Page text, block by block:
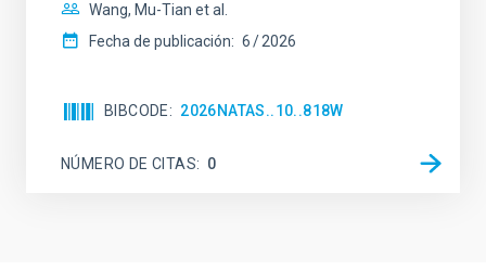
Wang, Mu-Tian et al.
Fecha de publicación: 6 2026
BIBCODE 2026NATAS..10..818W
NÚMERO DE CITAS 0